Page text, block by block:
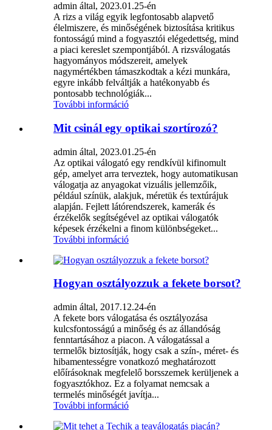
admin által, 2023.01.25-én
A rizs a világ egyik legfontosabb alapvető
élelmiszere, és minőségének biztosítása kritikus
fontosságú mind a fogyasztói elégedettség, mind
a piaci kereslet szempontjából. A rizsválogatás
hagyományos módszereit, amelyek
nagymértékben támaszkodtak a kézi munkára,
egyre inkább felváltják a hatékonyabb és
pontosabb technológiák...
További információ
Mit csinál egy optikai szortírozó?
admin által, 2023.01.25-én
Az optikai válogató egy rendkívül kifinomult
gép, amelyet arra terveztek, hogy automatikusan
válogatja az anyagokat vizuális jellemzőik,
például színük, alakjuk, méretük és textúrájuk
alapján. Fejlett látórendszerek, kamerák és
érzékelők segítségével az optikai válogatók
képesek érzékelni a finom különbségeket...
További információ
Hogyan osztályozzuk a fekete borsot?
admin által, 2017.12.24-én
A fekete bors válogatása és osztályozása
kulcsfontosságú a minőség és az állandóság
fenntartásához a piacon. A válogatással a
termelők biztosítják, hogy csak a szín-, méret- és
hibamentességre vonatkozó meghatározott
előírásoknak megfelelő borsszemek kerüljenek a
fogyasztókhoz. Ez a folyamat nemcsak a
termelés minőségét javítja...
További információ